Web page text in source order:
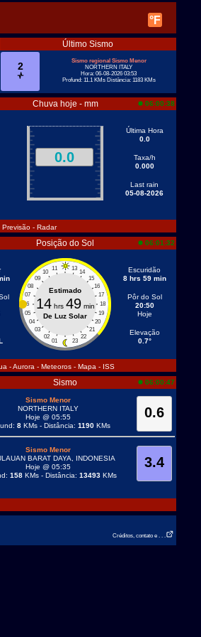
°F
Último Sismo
2
Sismo regional Sismo Menor
NORTHERN ITALY
Hora: 06-08-2026 03:53
Profund: 11.1 KMs Distância: 1183 KMs
Chuva hoje - mm 06:00:38
0.0
Última Hora
0.0
Taxa/h
0.000
Last rain
05-08-2026
Previsão - Radar
Posição do Sol 06:01:32
11 13
10
14
09
15
08
16
07
17
06
18
05
19
04
20
03
21
02
22
01 23
Estimado
14hrs 49min
De Luz Solar
Escuridão
8 hrs 59 min
Pôr do Sol
20:50
Hoje
Elevação
0.7°
- Aurora - Meteoros - Mapa - ISS
Sismo 06:00:47
0.6
Sismo Menor
NORTHERN ITALY
Hoje @ 05:55
8KMs - Distância: 1190KMs
3.4
Sismo Menor
BARAT DAYA, INDONESIA
Hoje @ 05:35
158 KMs - Distância: 13493 KMs
Créditos, contato e . . .